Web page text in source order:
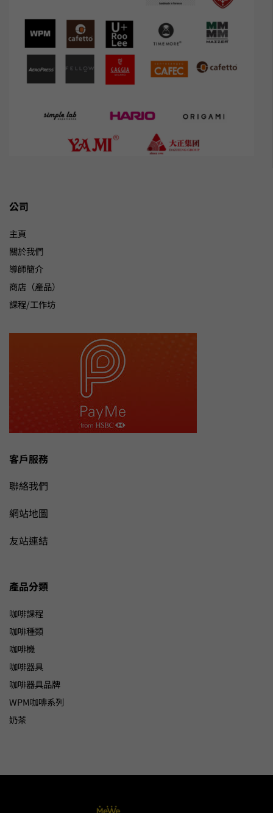
公司
主頁
關於我們
導師簡介
商店（產品）
課程/工作坊
客戶服務
聯絡我們
網站地圖
友站連結
產品分類
咖啡課程
咖啡種類
咖啡機
咖啡器具
咖啡器具品牌
WPM咖啡系列
奶茶